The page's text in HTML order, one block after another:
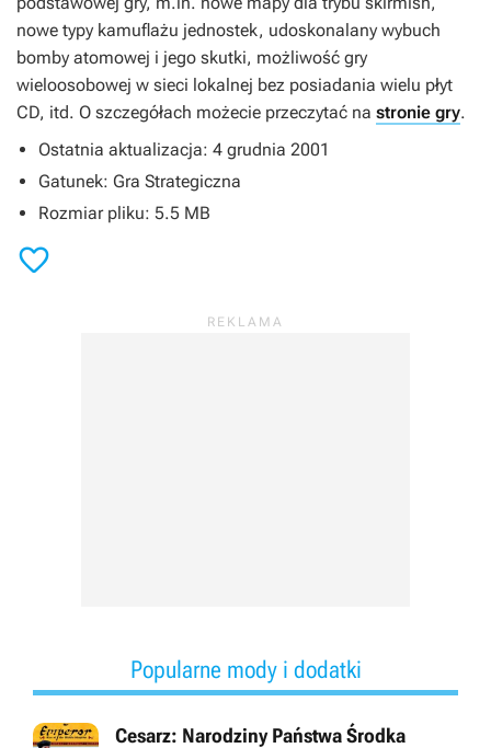
nowe typy kamuflażu jednostek, udoskonalany wybuch
bomby atomowej i jego skutki, możliwość gry
wieloosobowej w sieci lokalnej bez posiadania wielu płyt
CD, itd. O szczegółach możecie przeczytać na stronie gry.
Ostatnia aktualizacja: 4 grudnia 2001
Gatunek: Gra Strategiczna
Rozmiar pliku: 5.5 MB

Popularne mody i dodatki
Cesarz: Narodziny Państwa Środka